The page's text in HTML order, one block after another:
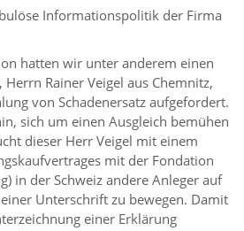
Informationspolitik der Firma
hatten wir unter anderem einen
Rainer Veigel aus Chemnitz,
von Schadenersatz aufgefordert.
sich um einen Ausgleich bemühen
dieser Herr Veigel mit einem
mit der Fondation
in der Schweiz andere Anleger auf
Unterschrift zu bewegen. Damit
einer Erklärung